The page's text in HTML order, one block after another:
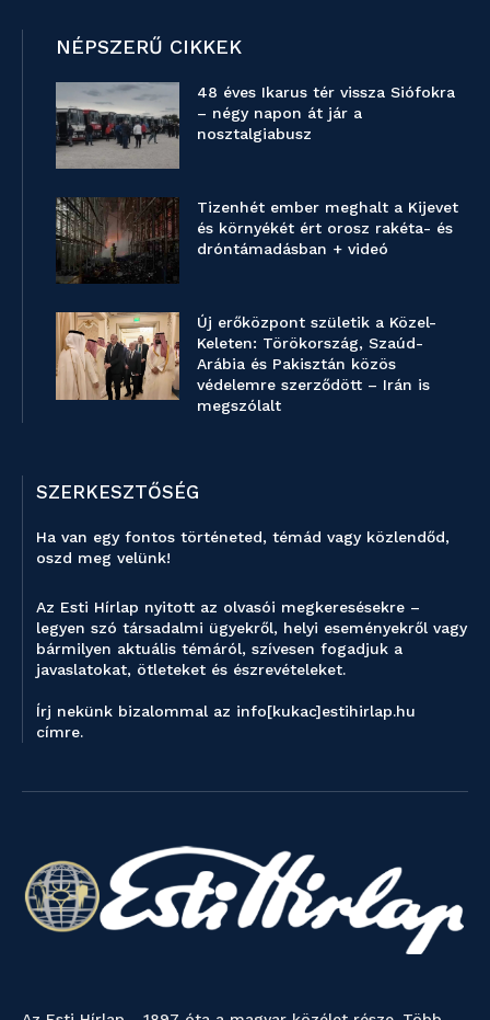
NÉPSZERŰ CIKKEK
48 éves Ikarus tér vissza Siófokra
– négy napon át jár a
nosztalgiabusz
Tizenhét ember meghalt a Kijevet
és környékét ért orosz rakéta- és
dróntámadásban + videó
Új erőközpont születik a Közel-
Keleten: Törökország, Szaúd-
Arábia és Pakisztán közös
védelemre szerződött – Irán is
megszólalt
SZERKESZTŐSÉG
Ha van egy fontos történeted, témád vagy közlendőd,
oszd meg velünk!
Az Esti Hírlap nyitott az olvasói megkeresésekre –
legyen szó társadalmi ügyekről, helyi eseményekről vagy
bármilyen aktuális témáról, szívesen fogadjuk a
javaslatokat, ötleteket és észrevételeket.
Írj nekünk bizalommal az info[kukac]estihirlap.hu
címre.